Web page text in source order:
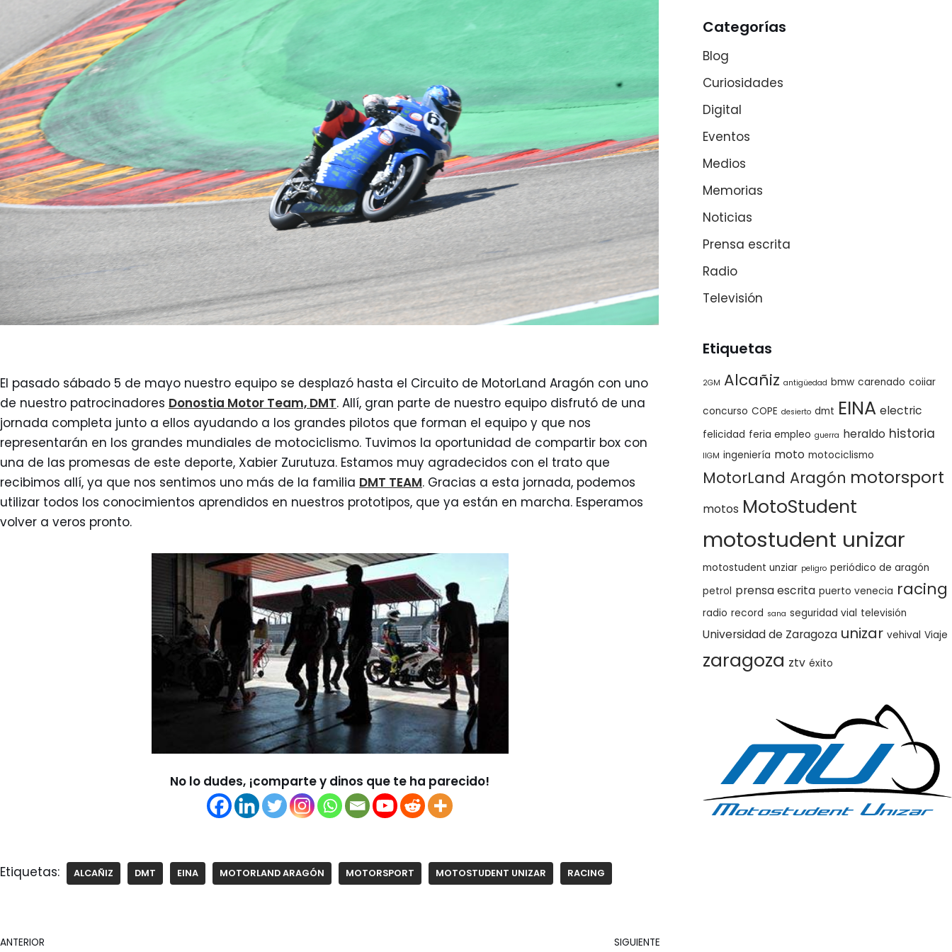
El pasado sábado 5 de mayo nuestro equipo se desplazó hasta el Circuito de MotorLand Aragón con uno
de nuestro patrocinadores Donostia Motor Team, DMT. Allí, gran parte de nuestro equipo disfrutó de una
jornada completa junto a ellos ayudando a los grandes pilotos que forman el equipo y que nos
representarán en los grandes mundiales de motociclismo. Tuvimos la oportunidad de compartir box con
una de las promesas de este deporte, Xabier Zurutuza. Estamos muy agradecidos con el trato que
recibimos allí, ya que nos sentimos uno más de la familia DMT TEAM. Gracias a esta jornada, podemos
utilizar todos los conocimientos aprendidos en nuestros prototipos, que ya están en marcha. Esperamos
volver a veros pronto.
No lo dudes, ¡comparte y dinos que te ha parecido!
Etiquetas: ALCAÑIZ DMT EINA MOTORLAND ARAGÓN MOTORSPORT MOTOSTUDENT UNIZAR RACING
ANTERIOR SIGUIENTE
Categorías
Blog
Curiosidades
Digital
Eventos
Medios
Memorias
Noticias
Prensa escrita
Radio
Televisión
Etiquetas
2GM Alcañiz antigüedad bmw carenado coiiar
concurso COPE desierto dmt EINA electric
felicidad feria empleo guerra heraldo historia
IIGM ingeniería moto motociclismo
MotorLand Aragón motorsport
motos MotoStudent
motostudent unizar
motostudent unziar peligro periódico de aragón
petrol prensa escrita puerto venecia racing
radio record sana seguridad vial televisión
Universidad de Zaragoza unizar vehival Viaje
zaragoza ztv éxito